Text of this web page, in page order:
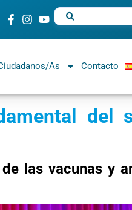
as Contacto
del
las vacunas y